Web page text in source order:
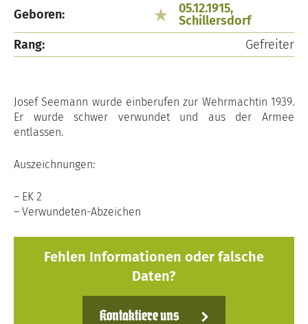
Geboren:
05.12.1915,
Schillersdorf
Rang:
Gefreiter
Josef Seemann wurde einberufen zur Wehrmachtin 1939.
Er wurde schwer verwundet und aus der Armee
entlassen.
Auszeichnungen:
– EK 2
– Verwundeten-Abzeichen
Fehlen Informationen oder falsche
Daten?
Kontaktiere uns